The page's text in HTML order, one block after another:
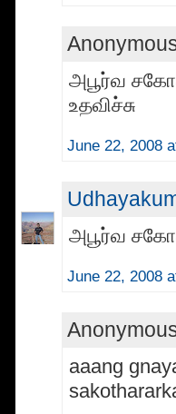
அபூர்வ
உதவிச்சு
June 22, 2008
அபூர்வ
June 22, 2008
aaang